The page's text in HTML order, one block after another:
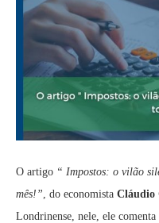
O artigo “ Impostos: o vilão
mês!”, do economista Cláudio
Londrinense, nele, ele